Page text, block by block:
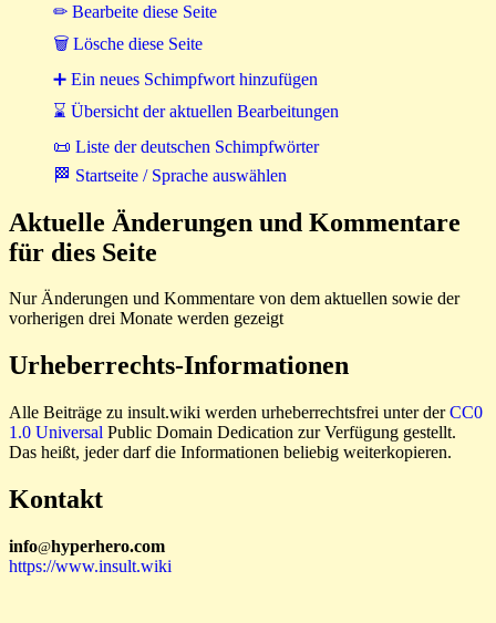
✏ Bearbeite diese Seite
🗑 Lösche diese Seite
➕ Ein neues Schimpfwort hinzufügen
⌛ Übersicht der aktuellen Bearbeitungen
📜 Liste der deutschen Schimpfwörter
🏁 Startseite / Sprache auswählen
Aktuelle Änderungen und Kommentare
für dies Seite
Nur Änderungen und Kommentare von dem aktuellen sowie der
vorherigen drei Monate werden gezeigt
Urheberrechts-Informationen
Alle Beiträge zu insult.wiki werden urheberrechtsfrei unter derCC0
1.0 Universal Public Domain Dedication zur Verfügung gestellt.
Das heißt, jeder darf die Informationen beliebig weiterkopieren.
Kontakt
info@hyperhero.com
https://www.insult.wiki